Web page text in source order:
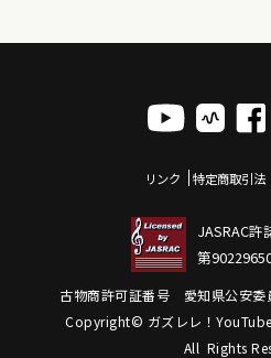
リンク 特定商取引法
JASRAC許
第
古物商許可証番号 愛知県公安
Copyright© ガズレレ！
All Rights